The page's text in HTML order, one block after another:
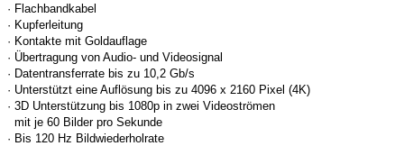
· Flachbandkabel
· Kupferleitung
· Kontakte mit Goldauflage
· Übertragung von Audio- und Videosignal
· Datentransferrate bis zu 10,2 Gb/s
· Unterstützt eine Auflösung bis zu 4096 x 2160 Pixel (4K)
· 3D Unterstützung bis 1080p in zwei Videoströmen
mit je 60 Bilder pro Sekunde
· Bis 120 Hz Bildwiederholrate